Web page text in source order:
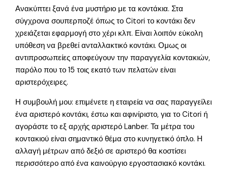
Ανακύπτει ξανά ένα μυστήριο με τα κοντάκια. Στα
σύγχρονα σουπερποζέ όπως το Citori το κοντάκι δεν
χρειάζεται εφαρμογή στο χέρι κλπ. Είναι λοιπόν εύκολη
υπόθεση να βρεθεί ανταλλακτικό κοντάκι. Ομως οι
αντιπροσωπείες αποφεύγουν την παραγγελία κοντακιών,
παρόλο που το 15 τοις εκατό των πελατών είναι
αριστερόχειρες.
Η συμβουλή μου: επιμένετε η εταιρεία να σας παραγγείλει
ένα αριστερό κοντάκι, έστω και αφινίριστο, για το Citori ή
αγοράστε το εξ αρχής αριστερό Lanber. Τα μέτρα του
κοντακιού είναι σημαντικό θέμα στο κυνηγετικό όπλο. Η
αλλαγή μέτρων από δεξιό σε αριστερό θα κοστίσει
περισσότερο από ένα καινούργιο εργοστασιακό κοντάκι.